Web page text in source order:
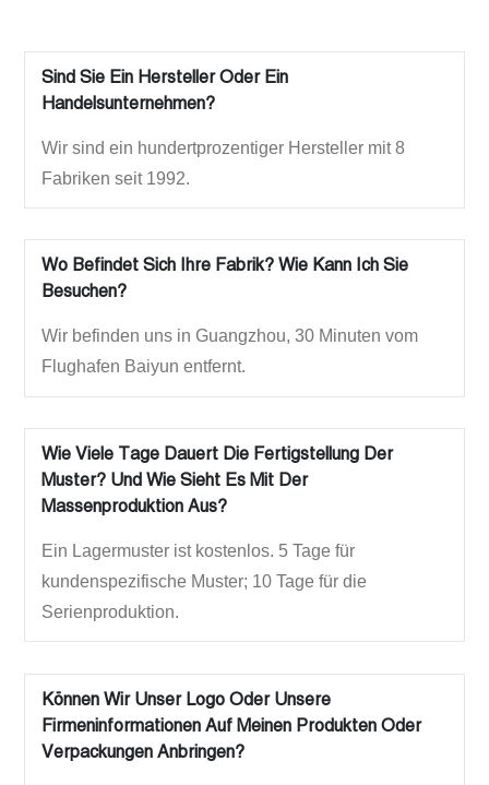
Sind Sie Ein Hersteller Oder Ein
Handelsunternehmen?
Wir sind ein hundertprozentiger Hersteller mit 8
Fabriken seit 1992.
Wo Befindet Sich Ihre Fabrik? Wie Kann Ich Sie
Besuchen?
Wir befinden uns in Guangzhou, 30 Minuten vom
Flughafen Baiyun entfernt.
Wie Viele Tage Dauert Die Fertigstellung Der
Muster? Und Wie Sieht Es Mit Der
Massenproduktion Aus?
Ein Lagermuster ist kostenlos. 5 Tage für
kundenspezifische Muster; 10 Tage für die
Serienproduktion.
Können Wir Unser Logo Oder Unsere
Firmeninformationen Auf Meinen Produkten Oder
Verpackungen Anbringen?